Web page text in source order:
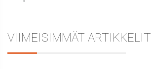
VIIMEISIMMÄT ARTIKKELIT